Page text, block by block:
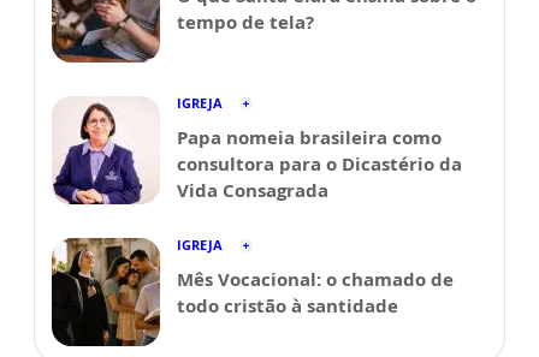
tempo de tela?
IGREJA
Papa nomeia brasileira como
consultora para o Dicastério da
Vida Consagrada
IGREJA
Mês Vocacional: o chamado de
todo cristão à santidade